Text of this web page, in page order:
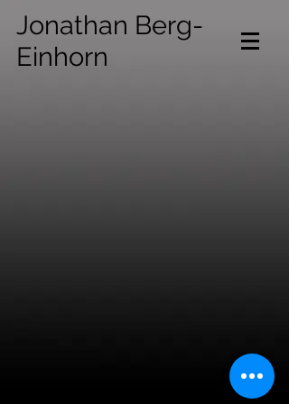
Jonathan Berg-
Einhorn